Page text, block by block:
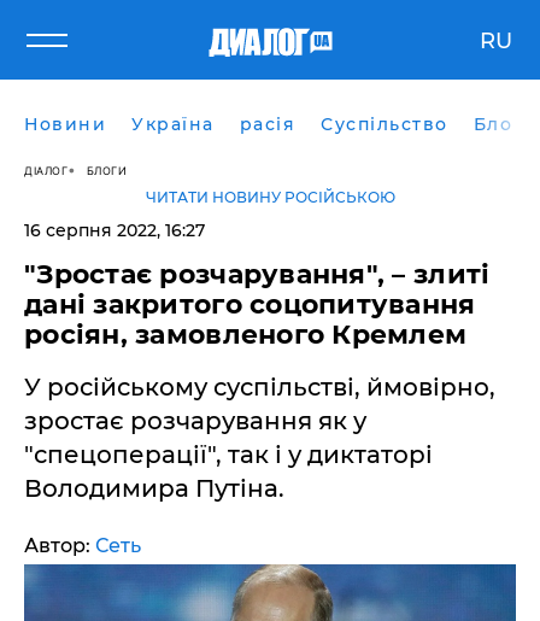
RU
Новини Україна расія Суспільство Блоги
ДІАЛОГ БЛОГИ
ЧИТАТИ НОВИНУ РОСІЙСЬКОЮ
16 серпня 2022, 16:27
"Зростає розчарування", – злиті
дані закритого соцопитування
росіян, замовленого Кремлем
У російському суспільстві, ймовірно,
зростає розчарування як у
"спецоперації", так і у диктаторі
Володимира Путіна.
Автор: Сеть